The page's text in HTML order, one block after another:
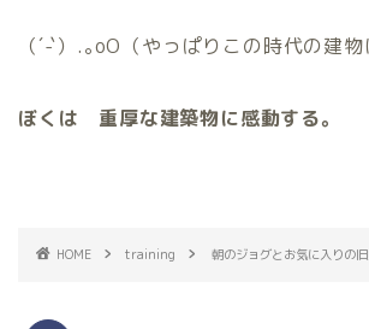
（´-`）.｡oO（やっぱりこの時代の建
ぼくは 重厚な建築物に感動する。
HOME training 朝のジョグとお気に入りの